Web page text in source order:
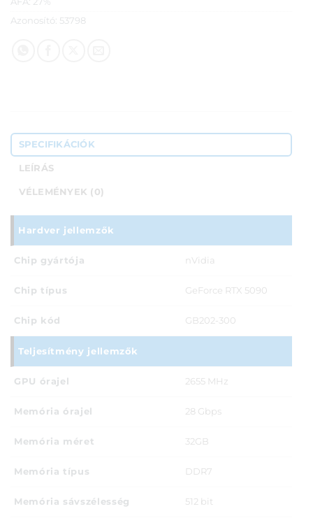
Azonosító: 53798
SPECIFIKÁCIÓK
LEÍRÁS
VÉLEMÉNYEK (0)
Hardver jellemzők
Chip gyártója nVidia
Chip típus GeForce RTX 5090
Chip kód GB202-300
Teljesítmény jellemzők
GPU órajel 2655 MHz
Memória órajel 28 Gbps
Memória méret 32GB
Memória típus DDR7
Memória sávszélesség 512 bit